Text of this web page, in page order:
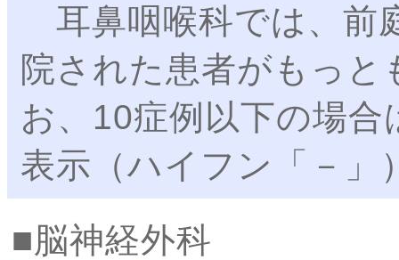
耳鼻咽喉科では、前
院された患者がもっ
お、10症例以下の場
表示（ハイフン「－」
脳神経外科